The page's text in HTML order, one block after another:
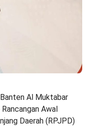
Al Muktabar
Awal
Daerah (RPJPD)